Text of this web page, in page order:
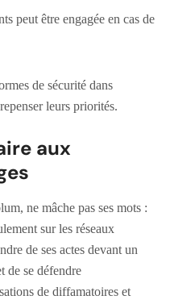
peut être engagée en cas de
de sécurité dans
leurs priorités.
aux
ne mâche pas ses mots :
sur les réseaux
de ses actes devant un
de se défendre
de diffamatoires et